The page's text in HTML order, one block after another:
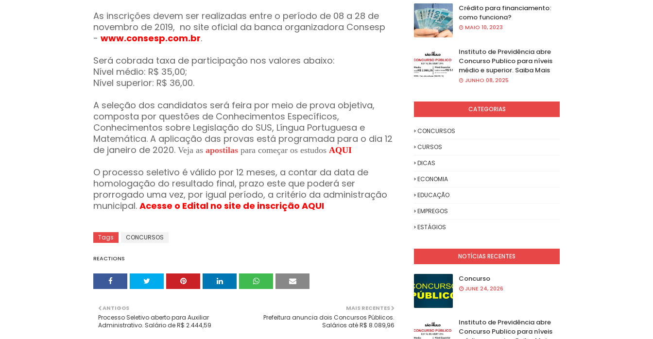
As inscrições devem ser realizadas entre o período de 08 a 28 de
novembro de 2019, no site oficial da banca organizadora Consesp
- www.consesp.com.br.
Será cobrada taxa de participação nos valores abaixo:
Nível médio: R$ 35,00;
Nível superior: R$ 36,00.
A seleção dos candidatos será feira por meio de prova objetiva,
composta por questões de Conhecimentos Específicos,
Conhecimentos sobre Legislação do SUS, Língua Portuguesa e
Matemática. A aplicação das provas está programada para o dia 12
de janeiro de 2020. Veja as apostilas para começar os estudos AQUI
O processo seletivo é válido por 12 meses, a contar da data de
homologação do resultado final, prazo este que poderá ser
prorrogado uma vez, por igual período, a critério da administração
municipal. Acesse o Edital no site de inscrição AQUI
Tags CONCURSOS
REACTIONS
MAIS RECENTES
Prefeitura anuncia dois Concursos Públicos.
Salários até R$ 8.089,96
ANTIGOS
Processo Seletivo aberto para Auxiliar
Administrativo. Salário de R$ 2.444,59
Crédito para financiamento:
como funciona?
MAIO 10, 2023
Instituto de Previdência abre
Concurso Publico para níveis
médio e superior. Saiba Mais
JUNHO 08, 2025
CATEGORIAS
CONCURSOS
CURSOS
DICAS
ECONOMIA
EDUCAÇÃO
EMPREGOS
ESTÁGIOS
NOTÍCIAS RECENTES
Concurso
JUNE 24, 2026
Instituto de Previdência abre
Concurso Publico para níveis